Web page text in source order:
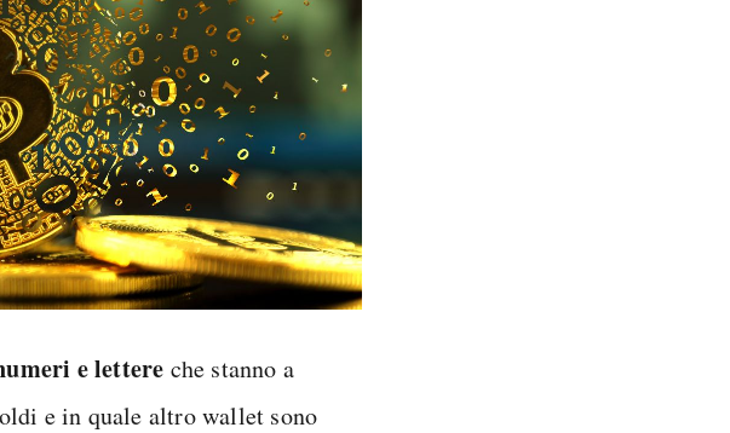
e lettere che stanno a
e in quale altro wallet sono